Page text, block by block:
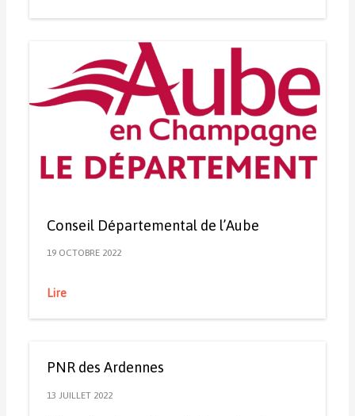
Conseil Départemental de l’Aube
19 OCTOBRE 2022
Lire
PNR des Ardennes
13 JUILLET 2022